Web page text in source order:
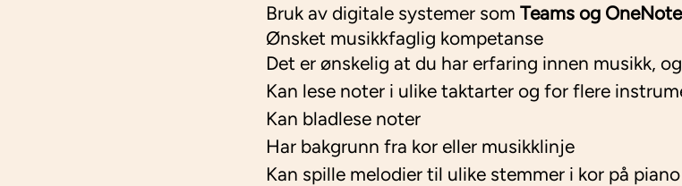
Bruk av digitale systemer som Teams og OneNote
Ønsket musikkfaglig kompetanse
Det er ønskelig at du har erfaring innen musikk,
Kan lese noter i ulike taktarter og for flere
Kan bladlese noter
Har bakgrunn fra kor eller musikklinje
Kan spille melodier til ulike stemmer i kor på